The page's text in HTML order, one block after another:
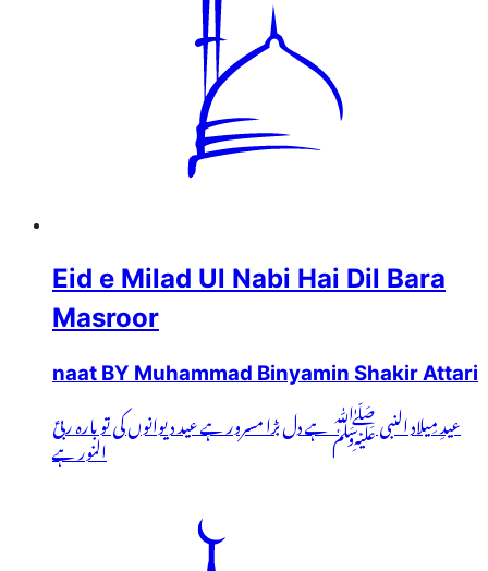
Eid e Milad Ul Nabi Hai Dil Bara
Masroor
naat BY Muhammad Binyamin Shakir Attari
عیدِ مِیلاد النبی ﷺ ہے دل بڑا مسرور ہے عید دیوانوں کی تو بارہ ربیؑ
النور ہے